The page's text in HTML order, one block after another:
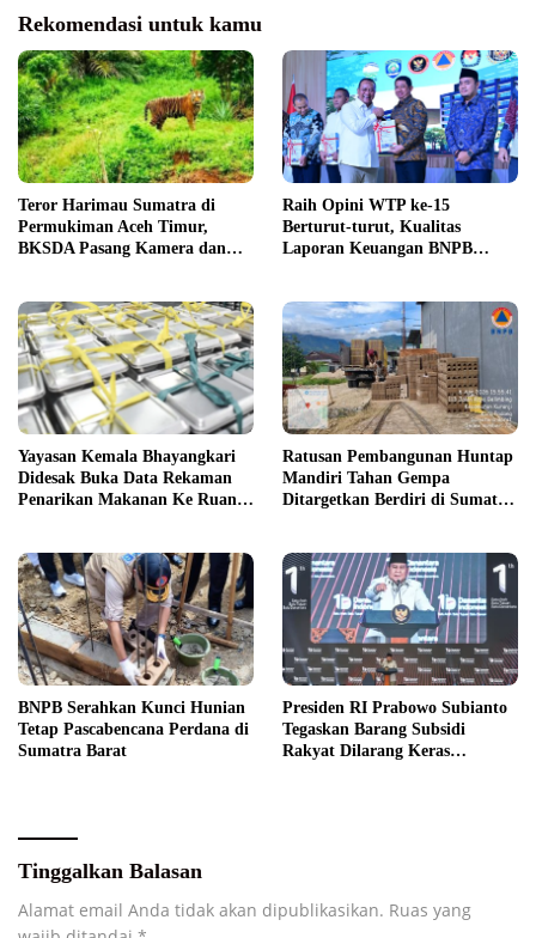
Rekomendasi untuk kamu
Teror Harimau Sumatra di
Permukiman Aceh Timur,
BKSDA Pasang Kamera dan
Raih Opini WTP ke-15
Berturut-turut, Kualitas
Laporan Keuangan BNPB
Yayasan Kemala Bhayangkari
Didesak Buka Data Rekaman
Penarikan Makanan Ke Ruang
Ratusan Pembangunan Huntap
Mandiri Tahan Gempa
Ditargetkan Berdiri di Sumatra
BNPB Serahkan Kunci Hunian
Tetap Pascabencana Perdana di
Sumatra Barat
Presiden RI Prabowo Subianto
Tegaskan Barang Subsidi
Rakyat Dilarang Keras
Tinggalkan Balasan
Alamat email Anda tidak akan dipublikasikan. Ruas yang